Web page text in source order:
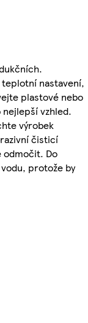
nastavení,
plastové nebo
vzhled.
výrobek
čisticí
Do
protože by